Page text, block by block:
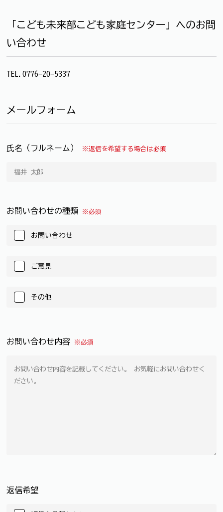
「こども未来部こども家庭センター」へのお問
い合わせ
TEL.0776-20-5337
メールフォーム
氏名（フルネーム） ※返信を希望する場合は必須
お問い合わせの種類 ※必須
お問い合わせ
ご意見
その他
お問い合わせ内容 ※必須
返信希望